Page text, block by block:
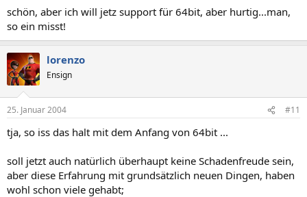
schön, aber ich will jetz support für 64bit, aber hurtig...man,
so ein misst!
lorenzo
Ensign
25. Januar 2004 #11
tja, so iss das halt mit dem Anfang von 64bit ...
soll jetzt auch natürlich überhaupt keine Schadenfreude sein,
aber diese Erfahrung mit grundsätzlich neuen Dingen, haben
wohl schon viele gehabt;